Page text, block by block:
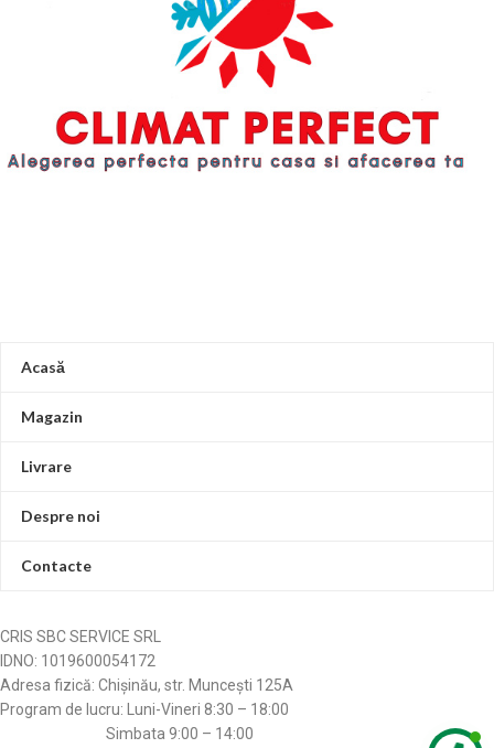
Acasă
Magazin
Livrare
Despre noi
Contacte
CRIS SBC SERVICE SRL
IDNO: 1019600054172
Adresa fizică: Chișinău, str. Muncești 125A
Program de lucru: Luni-Vineri 8:30 – 18:00
Simbata 9:00 – 14:00